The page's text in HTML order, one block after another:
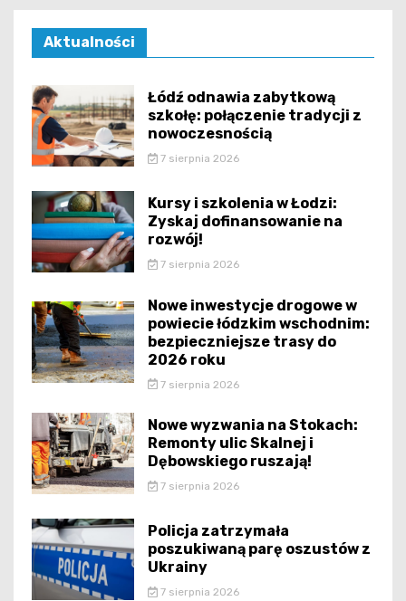
Aktualności
Łódź odnawia zabytkową
szkołę: połączenie tradycji z
nowoczesnością
7 sierpnia 2026
Kursy i szkolenia w Łodzi:
Zyskaj dofinansowanie na
rozwój!
7 sierpnia 2026
Nowe inwestycje drogowe w
powiecie łódzkim wschodnim:
bezpieczniejsze trasy do
2026 roku
7 sierpnia 2026
Nowe wyzwania na Stokach:
Remonty ulic Skalnej i
Dębowskiego ruszają!
7 sierpnia 2026
Policja zatrzymała
poszukiwaną parę oszustów z
Ukrainy
7 sierpnia 2026